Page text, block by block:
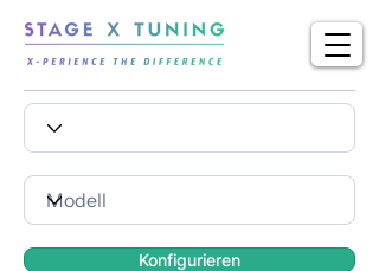
Konfigurieren